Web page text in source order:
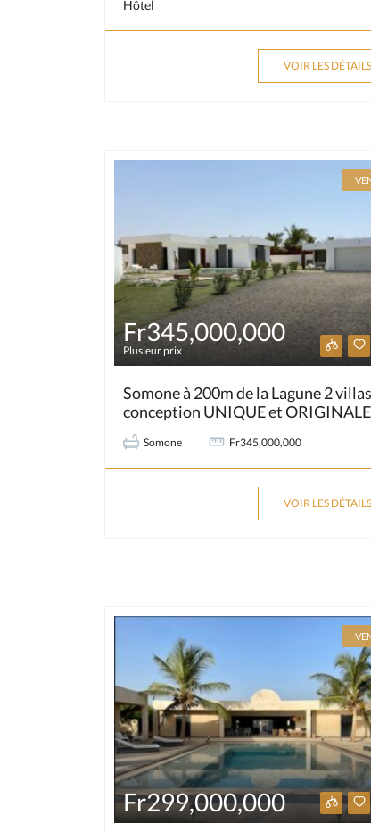
Hôtel
VOIR LES DÉTAILS
Fr345,000,000
Plusieur prix
Somone à 200m de la Lagune 2 villas
conception UNIQUE et
Somone Fr345,000,000
VOIR LES DÉTAILS
Fr299,000,000